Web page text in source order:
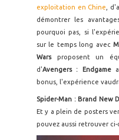
exploitation en Chine
,
démontrer les
pourquoi pas, si
sur le temps long avec
Warsproposent un
d'Avengers : Endgame
bonus, l'expérience
Spider-Man : Brand New
Et y a plein de posters
pouvez aussi retrouver ci-